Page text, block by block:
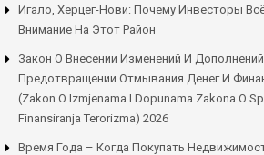
Игало, Херцег-Нови: Почему Инвесторы
Внимание На Этот Район
Закон О Внесении Изменений И
Предотвращении Отмывания Денег И
(Zakon O Izmjenama I Dopunama Zakona O
Finansiranja Terorizma) 2026
Время Года – Когда Покупать